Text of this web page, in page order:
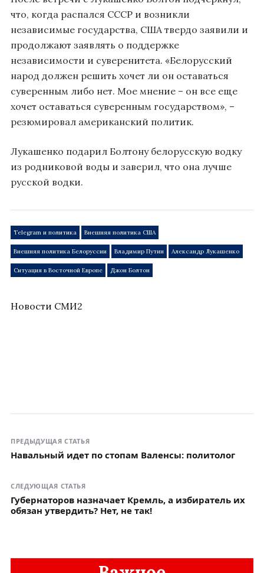
что, когда распался СССР и возникли
независимые государства, США твердо заявили и
продолжают заявлять о поддержке
независимости и суверенитета. «Белорусский
народ должен решить хочет ли он оставаться
суверенным либо нет. Мое мнение – он все еще
хочет оставаться суверенным государством», –
резюмировал американский политик.
Лукашенко подарил Болтону белорусскую водку
из родниковой воды и заверил, что она лучше
русской водки.
Telegram и политика Внешняя политика США
Внешняя политика Белоруссии Владимир Путин Александр Лукашенко
Ситуация в Восточной Европе Джон Болтон
Новости СМИ2
ПРЕДЫДУЩАЯ СТАТЬЯ
Навальный идет по стопам Валенсы: политолог
СЛЕДУЮЩАЯ СТАТЬЯ
Губернаторов назначает Кремль, а избиратель их
обязан утвердить? Нет, не так!